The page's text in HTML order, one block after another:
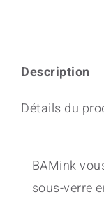
Description
Détails du
BAMink
sous-verre